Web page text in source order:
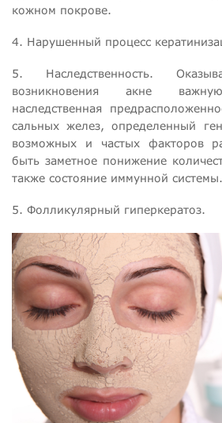
кожном покрове.
4. Нарушенный процесс
5. Наследственность.
возникновения акне
наследственная
сальных желез, определенный
возможных и частых факторов
быть заметное понижение
также состояние иммунной системы.
5. Фолликулярный гиперкератоз.